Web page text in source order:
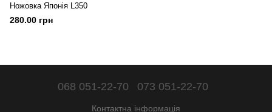
Ножовка Японія L350
280.00 грн
068 051-22-70 073 051-22-70
Контактна інформація